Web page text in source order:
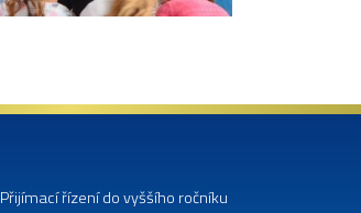
Přijímací řízení do vyššího ročníku